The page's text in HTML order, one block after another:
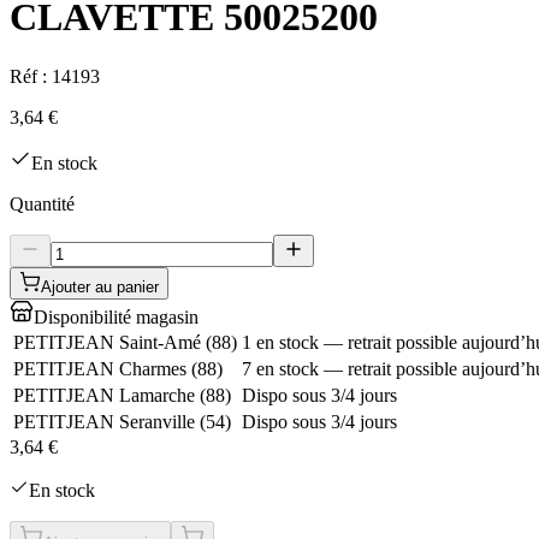
CLAVETTE 50025200
Réf : 14193
3,64 €
En stock
Quantité
Ajouter au panier
Disponibilité magasin
PETITJEAN Saint-Amé (88) 1 en stock — retrait possible
PETITJEAN Charmes (88)
7 en stock — retrait possible
PETITJEAN Lamarche (88) Dispo sous 3/4 jours
PETITJEAN Seranville (54) Dispo sous 3/4 jours
3,64 €
En stock